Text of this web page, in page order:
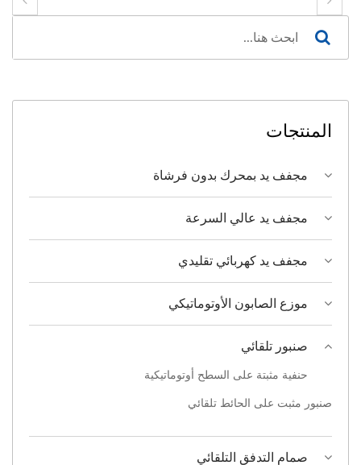
المنتجات
مجفف يد بمحرك بدون فرشاة
مجفف يد عالي السرعة
مجفف يد كهربائي تقليدي
موزع الصابون الأوتوماتيكي
صنبور تلقائي
حنفية مثبتة على السطح أوتوماتيكية
صنبور مثبت على الحائط تلقائي
صمام التدفق التلقائي